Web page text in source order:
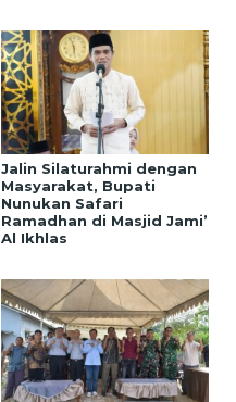
Jalin Silaturahmi dengan
Masyarakat, Bupati
Nunukan Safari
Ramadhan di Masjid Jami’
Al Ikhlas